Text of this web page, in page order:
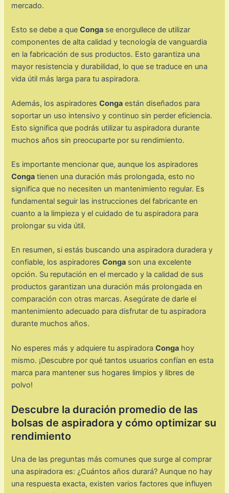
mercado.
Esto se debe a queConga se enorgullece de utilizar
componentes de alta calidad y tecnología de vanguardia
en la fabricación de sus productos. Esto garantiza una
mayor resistencia y durabilidad, lo que se traduce en una
vida útil más larga para tu aspiradora.
Además, los aspiradoresConga están diseñados para
soportar un uso intensivo y continuo sin perder eficiencia.
Esto significa que podrás utilizar tu aspiradora durante
muchos años sin preocuparte por su rendimiento.
Es importante mencionar que, aunque los aspiradores
Conga tienen una duración más prolongada, esto no
significa que no necesiten un mantenimiento regular. Es
fundamental seguir las instrucciones del fabricante en
cuanto a la limpieza y el cuidado de tu aspiradora para
prolongar su vida útil.
En resumen, si estás buscando una aspiradora duradera y
confiable, los aspiradoresConga son una excelente
opción. Su reputación en el mercado y la calidad de sus
productos garantizan una duración más prolongada en
comparación con otras marcas. Asegúrate de darle el
mantenimiento adecuado para disfrutar de tu aspiradora
durante muchos años.
No esperes más y adquiere tu aspiradoraConga hoy
mismo. ¡Descubre por qué tantos usuarios confían en esta
marca para mantener sus hogares limpios y libres de
polvo!
Descubre la duración promedio de las
bolsas de aspiradora y cómo optimizar su
rendimiento
Una de las preguntas más comunes que surge al comprar
una aspiradora es: ¿Cuántos años durará? Aunque no hay
una respuesta exacta, existen varios factores que influyen